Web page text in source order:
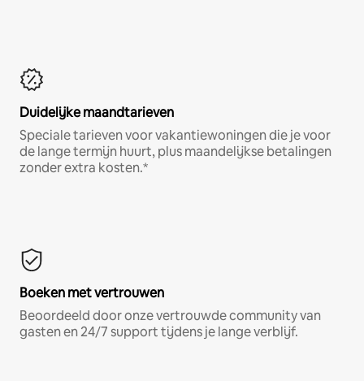
Duidelijke maandtarieven
Speciale tarieven voor vakantiewoningen die je voor
de lange termijn huurt, plus maandelijkse betalingen
zonder extra kosten.*
Boeken met vertrouwen
Beoordeeld door onze vertrouwde community van
gasten en 24/7 support tijdens je lange verblijf.